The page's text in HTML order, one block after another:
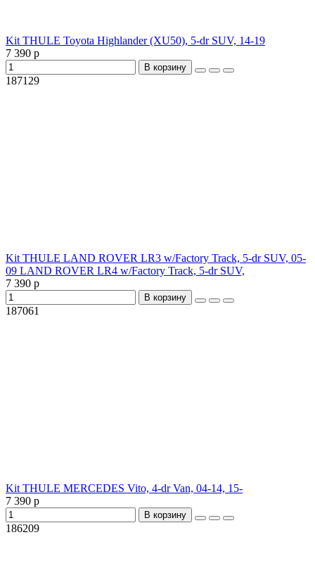
Kit THULE Toyota Highlander (XU50), 5-dr SUV, 14-19
7 390 р
В корзину
187129
Kit THULE LAND ROVER LR3 w/Factory Track, 5-dr SUV, 05-
09 LAND ROVER LR4 w/Factory Track, 5-dr SUV,
7 390 р
В корзину
187061
Kit THULE MERCEDES Vito, 4-dr Van, 04-14, 15-
7 390 р
В корзину
186209